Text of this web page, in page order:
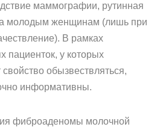
маммографии, рутинная
молодым женщинам (лишь при
В рамках
пациенток, у которых
обызвествляться,
информативны.
фиброаденомы молочной